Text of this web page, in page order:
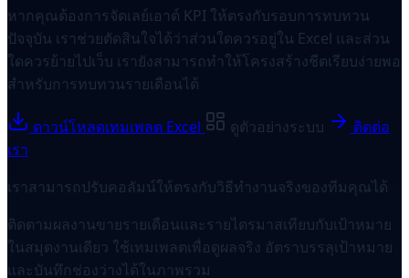
หากคุณต้องการจัดเลย์เอาต์ KPI ให้ตรงกับรอบการทบทวน
ปัจจุบัน เราช่วยตัดสินใจได้ว่าส่วนใดควรอยู่ใน Excel และส่วน
ใดควรย้ายไปเว็บ เรายังสามารถทำให้โครงสร้างชีตเรียบง่ายพอ
สำหรับการทบทวนรายเดือนได้
ดาวน์โหลดเทมเพลต Excel ดูตัวอย่างระบบ
ติดต่อ
เรา
เราสามารถปรับคอลัมน์ให้ตรงกับวิธีทำงานจริงของทีมคุณได้
ติดตามผลงานขายรายเดือนและรายไตรมาสเทียบกับเป้าหมาย
ในสมุดงานเดียว ใช้เทมเพลตเพื่อดูผลจริง อัตราบรรลุเป้าหมาย
และบันทึกช่องว่างได้ในภาพรวม